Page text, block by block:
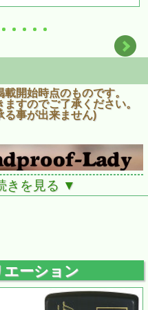
開始時点のものです。
すのでご了承ください。
る事が出来ません)
きを見る ▼
ーション